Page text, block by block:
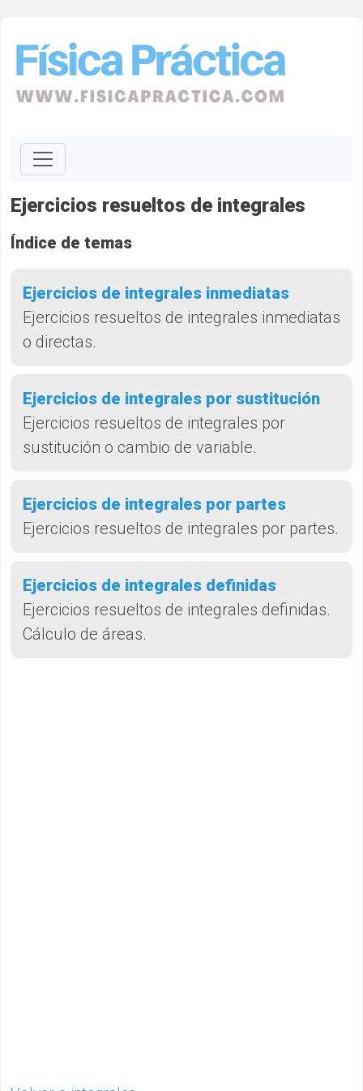
Ejercicios resueltos de integrales
Índice de temas
Ejercicios de integrales inmediatas
Ejercicios resueltos de integrales inmediatas
o directas.
Ejercicios de integrales por sustitución
Ejercicios resueltos de integrales por
sustitución o cambio de variable.
Ejercicios de integrales por partes
Ejercicios resueltos de integrales por partes.
Ejercicios de integrales definidas
Ejercicios resueltos de integrales definidas.
Cálculo de áreas.